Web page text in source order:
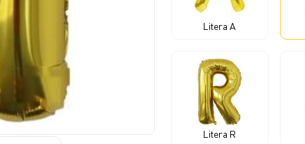
Litera A
Litera R